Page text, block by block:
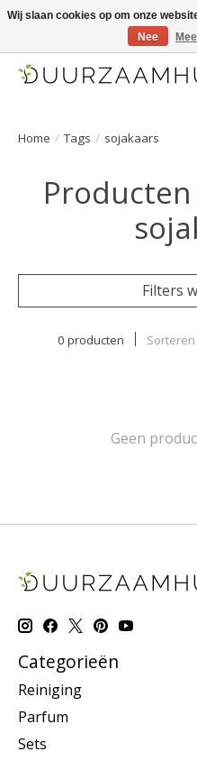
Duurzaamhuid, uw duurzame weg
Home / Tags / sojakaars
Filters
0 producten
Geen
Categorieën
Reiniging
Parfum
Sets
Wij slaan cookies op om onze
Nee